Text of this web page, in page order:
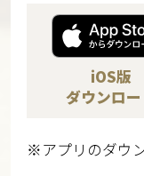
iOS版
ダウンロ
※アプリのダウ